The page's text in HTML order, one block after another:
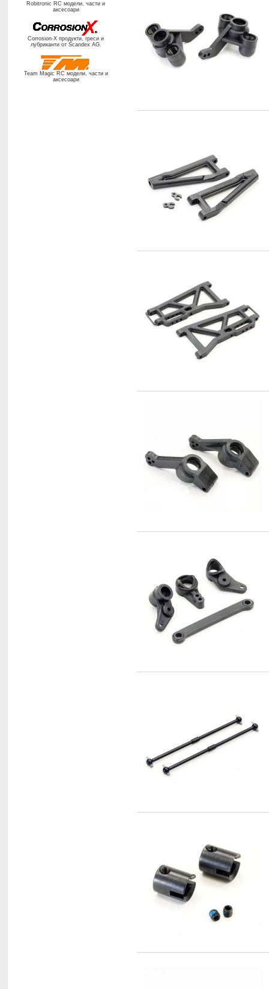
Robitronic RC модели, части и
аксесоари
Corrosion-X продукти, греси и
лубриканти от Scandex AG.
Team Magic RC модели, части и
аксесоари